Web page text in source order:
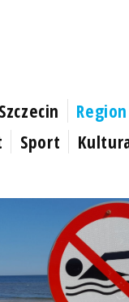
Szczecin
Region
Sport